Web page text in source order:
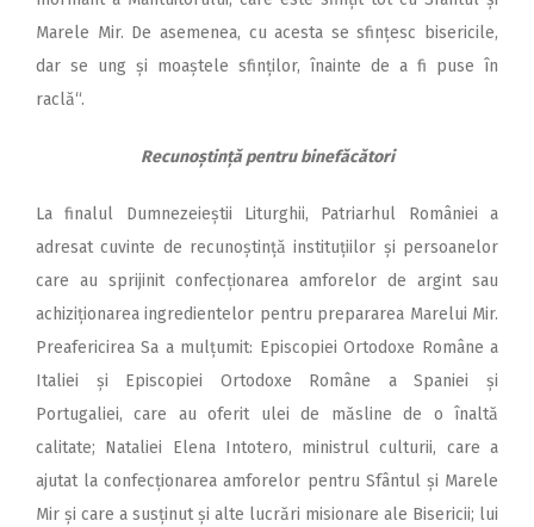
Marele Mir. De asemenea, cu acesta se sfințesc bisericile,
dar se ung și moaștele sfinților, înainte de a fi puse în
raclă“.
Recunoștință pentru binefăcători
La finalul Dumnezeieștii Liturghii, Patriarhul României a
adresat cuvinte de recunoștință instituțiilor și persoanelor
care au sprijinit confecționarea amforelor de argint sau
achizi­ționarea ingredientelor pentru prepararea Marelui Mir.
Preafericirea Sa a mulțumit: Episcopiei Ortodoxe Române a
Italiei și Episcopiei Ortodoxe Române a Spaniei și
Portugaliei, care au oferit ulei de măsline de o înaltă
calitate; Nataliei Elena Intotero, ministrul culturii, care a
ajutat la confecționarea amforelor pentru Sfântul și Marele
Mir și care a susținut și alte lucrări misionare ale Bisericii; lui